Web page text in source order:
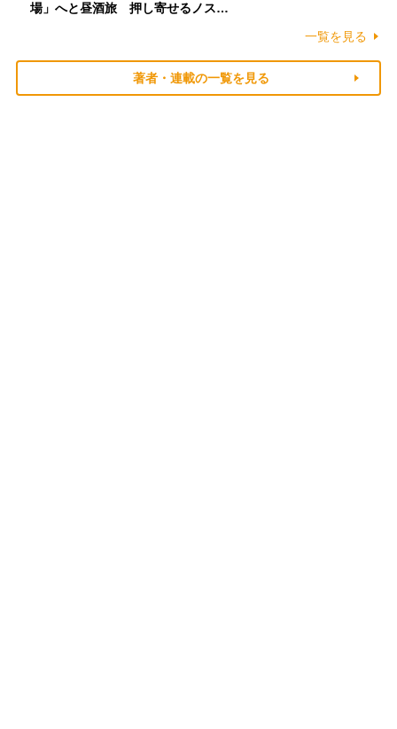
場」へと昼酒旅 押し寄せるノス…
一覧を見る
著者・連載の一覧を見る